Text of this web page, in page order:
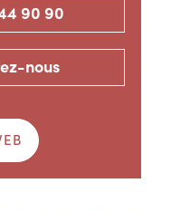
90 90
nous